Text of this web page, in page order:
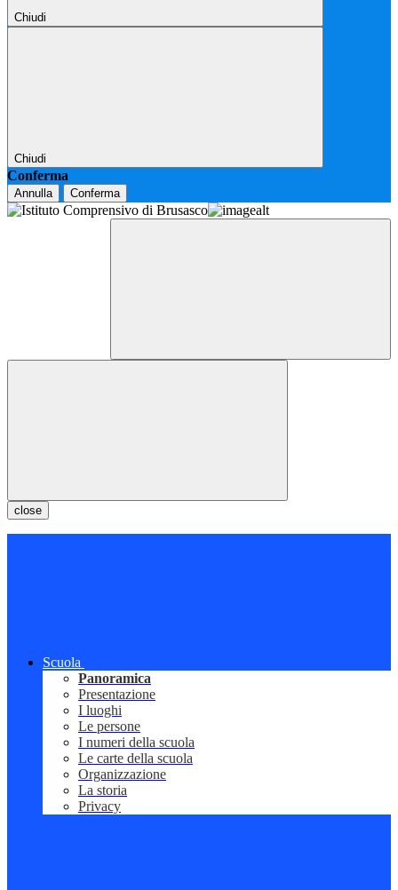
Chiudi
Chiudi
Conferma
Annulla Conferma
close
Scuola
Panoramica
Presentazione
I luoghi
Le persone
I numeri della scuola
Le carte della scuola
Organizzazione
La storia
Privacy